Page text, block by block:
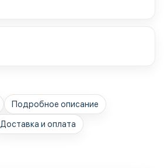
Подробное описание
Доставка и оплата